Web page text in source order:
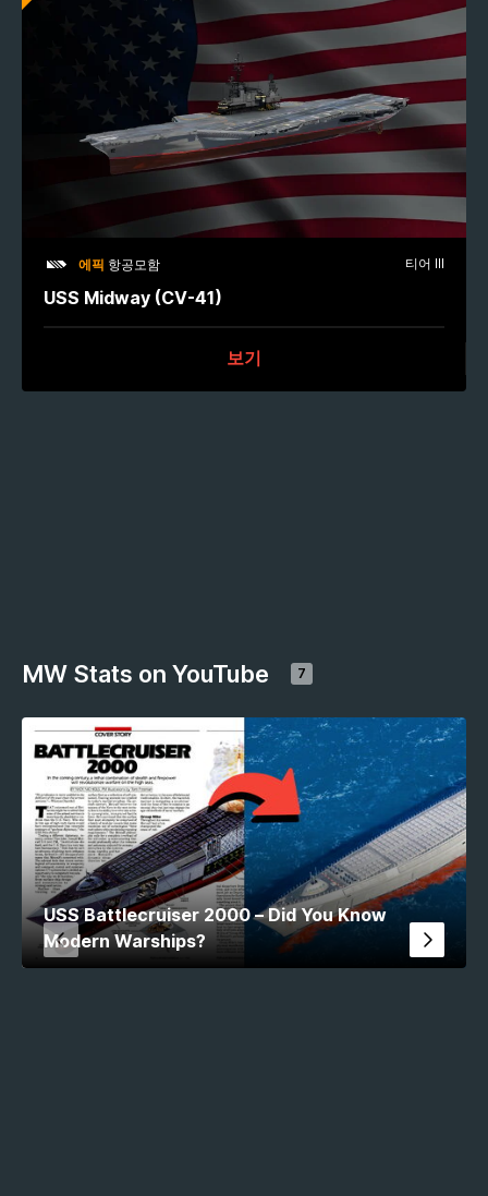
에픽 항공모함 티어 III
USS Midway (CV-41)
보기
MW Stats on YouTube 7
USS Battlecruiser 2000 – Did You Know
Modern Warships?